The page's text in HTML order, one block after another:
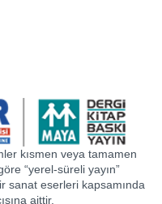
kısmen veya tamamen
“yerel-süreli yayın”
sanat eserleri kapsamında
aittir.